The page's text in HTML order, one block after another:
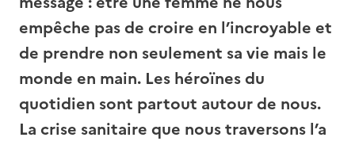
empêche pas de croire en l’incroyable et
de prendre non seulement sa vie mais le
monde en main. Les héroïnes du
quotidien sont partout autour de nous.
La crise sanitaire que nous traversons l’a